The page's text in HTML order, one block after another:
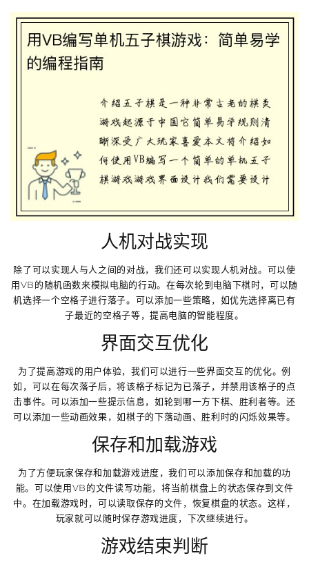
人机对战实现
除了可以实现人与人之间的对战，我们还可以实现人机对战。可以使
用VB的随机函数来模拟电脑的行动。在每次轮到电脑下棋时，可以随
机选择一个空格子进行落子。可以添加一些策略，如优先选择离已有
子最近的空格子等，提高电脑的智能程度。
界面交互优化
为了提高游戏的用户体验，我们可以进行一些界面交互的优化。例
如，可以在每次落子后，将该格子标记为已落子，并禁用该格子的点
击事件。可以添加一些提示信息，如轮到哪一方下棋、胜利者等。还
可以添加一些动画效果，如棋子的下落动画、胜利时的闪烁效果等。
保存和加载游戏
为了方便玩家保存和加载游戏进度，我们可以添加保存和加载的功
能。可以使用VB的文件读写功能，将当前棋盘上的状态保存到文件
中。在加载游戏时，可以读取保存的文件，恢复棋盘的状态。这样，
玩家就可以随时保存游戏进度，下次继续进行。
游戏结束判断